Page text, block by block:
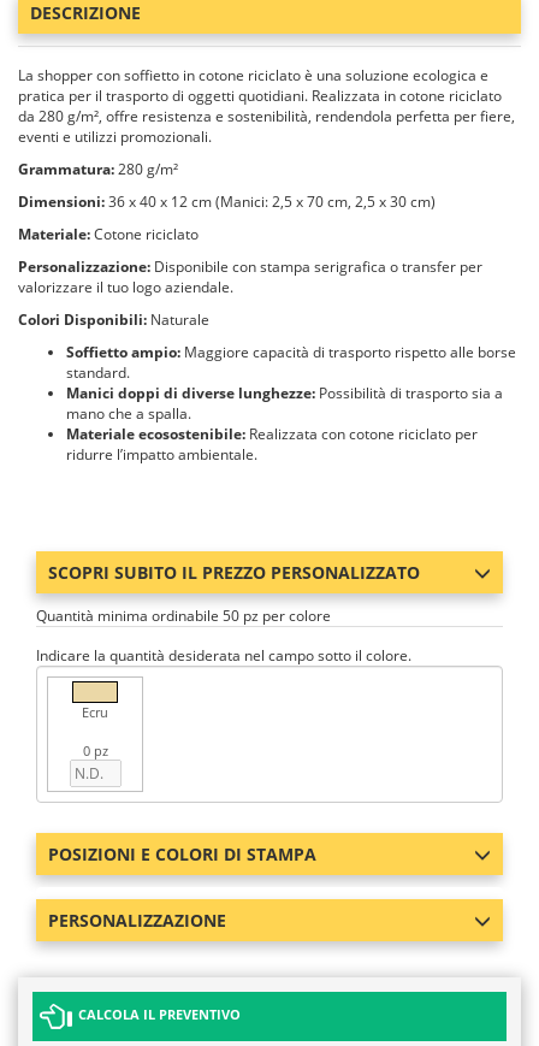
DESCRIZIONE
La shopper con soffietto in cotone riciclato è una soluzione ecologica e
pratica per il trasporto di oggetti quotidiani. Realizzata in cotone riciclato
da 280 g/m², offre resistenza e sostenibilità, rendendola perfetta per fiere,
eventi e utilizzi promozionali.
Grammatura:280 g/m²
Dimensioni:36 x 40 x 12 cm (Manici: 2,5 x 70 cm, 2,5 x 30 cm)
Materiale:Cotone riciclato
Personalizzazione: Disponibile con stampa serigrafica o transfer per
valorizzare il tuo logo aziendale.
Colori Disponibili: Naturale
Soffietto ampio: Maggiore capacità di trasporto rispetto alle borse
standard.
Manici doppi di diverse lunghezze: Possibilità di trasporto sia a
mano che a spalla.
Materiale ecosostenibile: Realizzata con cotone riciclato per
ridurre l’impatto ambientale.
SCOPRI SUBITO IL PREZZO PERSONALIZZATO
Quantità minima ordinabile 50 pz per colore
Indicare la quantità desiderata nel campo sotto il colore.
Ecru
0 pz
POSIZIONI E COLORI DI STAMPA
PERSONALIZZAZIONE
CALCOLA IL PREVENTIVO